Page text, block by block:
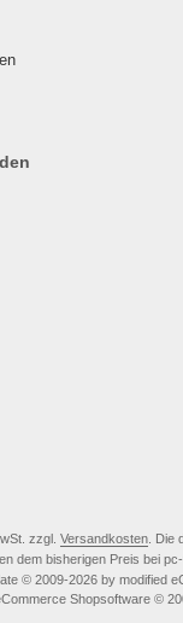
zzgl. Versandkosten. Die
dem bisherigen Preis bei
© 2009-2026 by modified
Shopsoftware ©